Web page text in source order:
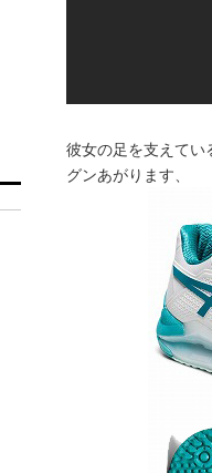
彼女の足を支えてい
グンあがります、